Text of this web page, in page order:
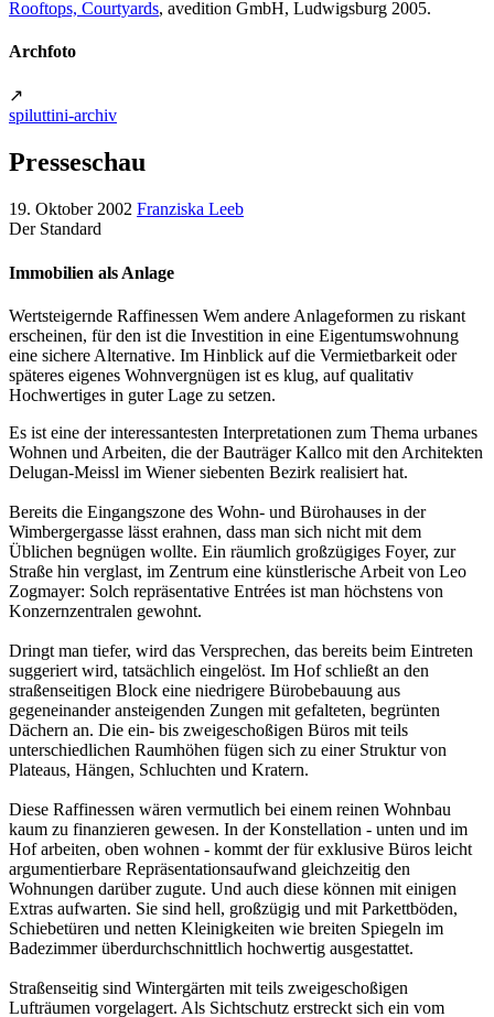
Rooftops, Courtyards, avedition GmbH, Ludwigsburg 2005.
Archfoto
↗
spiluttini-archiv
Presseschau
19. Oktober 2002 Franziska Leeb
Der Standard
Immobilien als Anlage
Wertsteigernde Raffinessen Wem andere Anlageformen zu riskant
erscheinen, für den ist die Investition in eine Eigentumswohnung
eine sichere Alternative. Im Hinblick auf die Vermietbarkeit oder
späteres eigenes Wohnvergnügen ist es klug, auf qualitativ
Hochwertiges in guter Lage zu setzen.
Es ist eine der interessantesten Interpretationen zum Thema urbanes
Wohnen und Arbeiten, die der Bauträger Kallco mit den Architekten
Delugan-Meissl im Wiener siebenten Bezirk realisiert hat.
Bereits die Eingangszone des Wohn- und Bürohauses in der
Wimbergergasse lässt erahnen, dass man sich nicht mit dem
Üblichen begnügen wollte. Ein räumlich großzügiges Foyer, zur
Straße hin verglast, im Zentrum eine künstlerische Arbeit von Leo
Zogmayer: Solch repräsentative Entrées ist man höchstens von
Konzernzentralen gewohnt.
Dringt man tiefer, wird das Versprechen, das bereits beim Eintreten
suggeriert wird, tatsächlich eingelöst. Im Hof schließt an den
straßenseitigen Block eine niedrigere Bürobebauung aus
gegeneinander ansteigenden Zungen mit gefalteten, begrünten
Dächern an. Die ein- bis zweigeschoßigen Büros mit teils
unterschiedlichen Raumhöhen fügen sich zu einer Struktur von
Plateaus, Hängen, Schluchten und Kratern.
Diese Raffinessen wären vermutlich bei einem reinen Wohnbau
kaum zu finanzieren gewesen. In der Konstellation - unten und im
Hof arbeiten, oben wohnen - kommt der für exklusive Büros leicht
argumentierbare Repräsentationsaufwand gleichzeitig den
Wohnungen darüber zugute. Und auch diese können mit einigen
Extras aufwarten. Sie sind hell, großzügig und mit Parkettböden,
Schiebetüren und netten Kleinigkeiten wie breiten Spiegeln im
Badezimmer überdurchschnittlich hochwertig ausgestattet.
Straßenseitig sind Wintergärten mit teils zweigeschoßigen
Lufträumen vorgelagert. Als Sichtschutz erstreckt sich ein vom